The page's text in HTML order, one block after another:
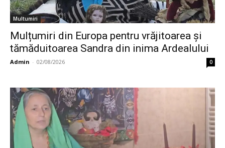
Multumiri
Mulțumiri din Europa pentru vrăjitoarea și
tămăduitoarea Sandra din inima Ardealului
Admin - 02/08/2026 0